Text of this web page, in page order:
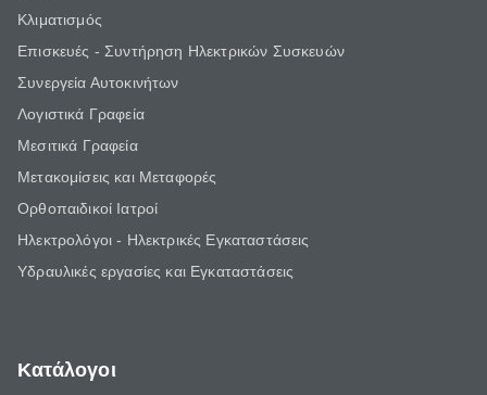
Κλιματισμός
Επισκευές - Συντήρηση Ηλεκτρικών Συσκευών
Συνεργεία Αυτοκινήτων
Λογιστικά Γραφεία
Μεσιτικά Γραφεία
Μετακομίσεις και Μεταφορές
Ορθοπαιδικοί Ιατροί
Ηλεκτρολόγοι - Ηλεκτρικές Εγκαταστάσεις
Υδραυλικές εργασίες και Εγκαταστάσεις
Κατάλογοι